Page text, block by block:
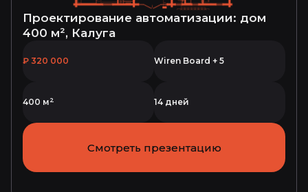
Проектирование автоматизации: дом
400 м², Калуга
₽ 320 000 Wiren Board + 5
400 м2 14 дней
Смотреть презентацию